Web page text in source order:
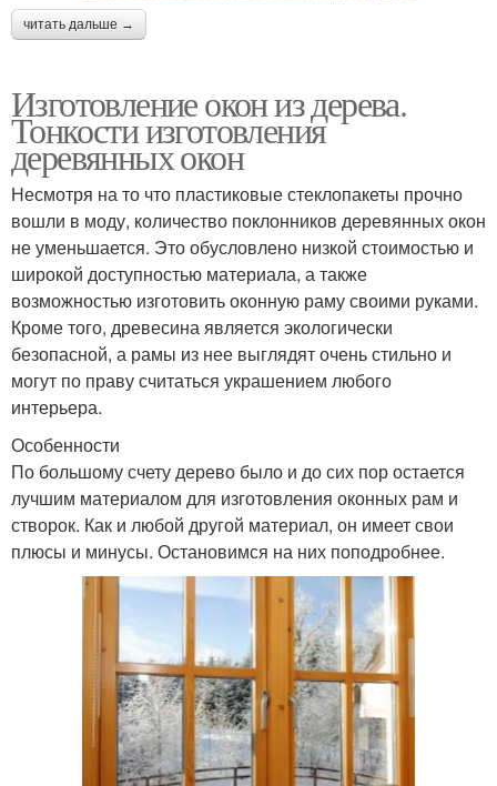
читать дальше →
Изготовление окон из дерева.
Тонкости изготовления
деревянных окон
Несмотря на то что пластиковые стеклопакеты прочно
вошли в моду, количество поклонников деревянных окон
не уменьшается. Это обусловлено низкой стоимостью и
широкой доступностью материала, а также
возможностью изготовить оконную раму своими руками.
Кроме того, древесина является экологически
безопасной, а рамы из нее выглядят очень стильно и
могут по праву считаться украшением любого
интерьера.
Особенности
По большому счету дерево было и до сих пор остается
лучшим материалом для изготовления оконных рам и
створок. Как и любой другой материал, он имеет свои
плюсы и минусы. Остановимся на них поподробнее.